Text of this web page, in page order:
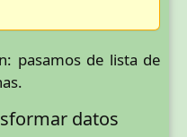
pasamos de lista de
datos